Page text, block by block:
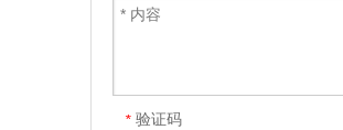
* 验证码